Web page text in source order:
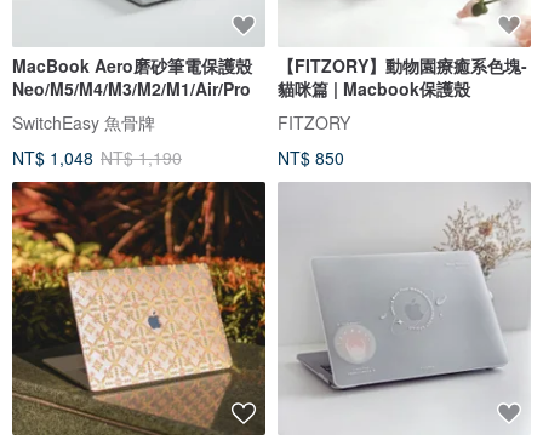
MacBook Aero磨砂筆電保護殼
Neo/M5/M4/M3/M2/M1/Air/Pro
SwitchEasy 魚骨牌
NT$ 1,048 NT$ 1,190
【FITZORY】動物園療癒系色塊-
貓咪篇 | Macbook保護殼
FITZORY
NT$ 850